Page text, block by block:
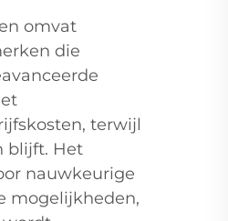
omvat
die
terwijl
blijft. Het
nauwkeurige
mogelijkheden,